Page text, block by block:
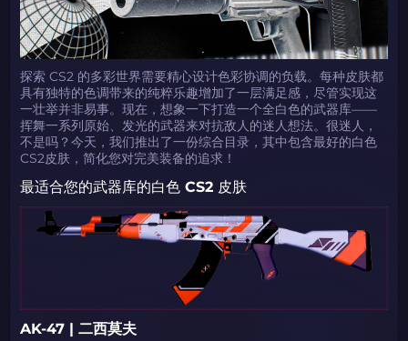
探索 CS2 的多彩世界需要精心设计色彩协调的负载。每种皮肤都
具有独特的色调带来的纯粹乐趣增加了一层满足感，尽管实现这
一壮举并非易事。现在，想象一下打造一个全白色的武器库——
挥舞一系列原始、发光的武器来对抗敌人的迷人想法。很迷人，
不是吗？今天，我们推出了一份综合目录，其中包含最好的白色
CS2皮肤，简化您对完美装备的追求！
最适合您的武器库的白色 CS2 皮肤
AK-47 | 二西莫夫